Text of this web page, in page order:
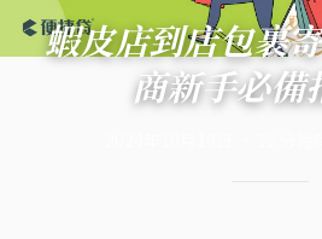
蝦皮店到店包裹
商新手必備